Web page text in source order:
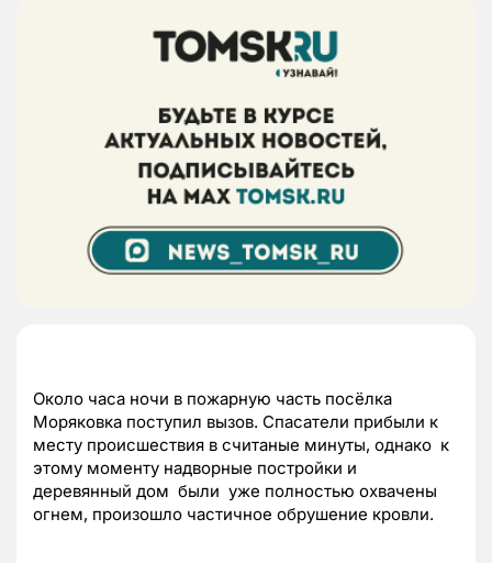
Около часа ночи в пожарную часть посёлка
Моряковка поступил вызов. Спасатели прибыли к
месту происшествия в считаные минуты, однако к
этому моменту надворные постройки и
деревянный дом были уже полностью охвачены
огнем, произошло частичное обрушение кровли.